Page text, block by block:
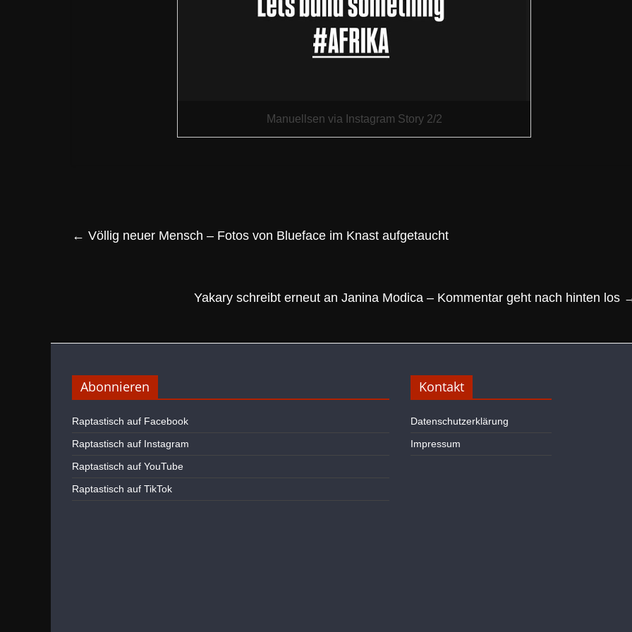
Manuellsen via Instagram Story 2/2
← Völlig neuer Mensch – Fotos von Blueface im Knast aufgetaucht
Yakary schreibt erneut an Janina Modica – Kommentar geht nach hinten los
Abonnieren
Raptastisch auf Facebook
Raptastisch auf Instagram
Raptastisch auf YouTube
Raptastisch auf TikTok
Kontakt
Datenschutzerklärung
Impressum